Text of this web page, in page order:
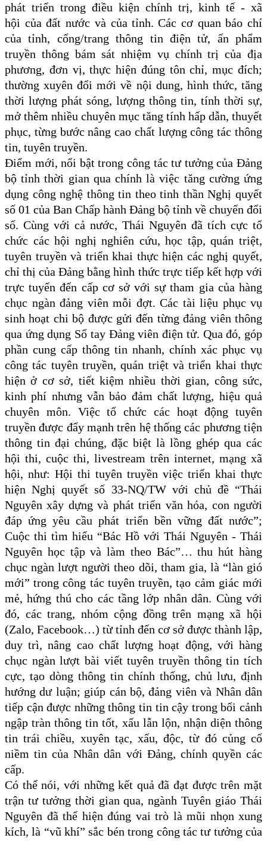
phát triển trong điều kiện chính trị, kinh tế - xã
hội của đất nước và của tỉnh. Các cơ quan báo chí
của tỉnh, cổng/trang thông tin điện tử, ấn phẩm
truyền thông bám sát nhiệm vụ chính trị của địa
phương, đơn vị, thực hiện đúng tôn chỉ, mục đích;
thường xuyên đổi mới về nội dung, hình thức, tăng
thời lượng phát sóng, lượng thông tin, tính thời sự,
mở thêm nhiều chuyên mục tăng tính hấp dẫn, thuyết
phục, từng bước nâng cao chất lượng công tác thông
tin, tuyên truyền.
Điểm mới, nổi bật trong công tác tư tưởng của Đảng
bộ tỉnh thời gian qua chính là việc tăng cường ứng
dụng công nghệ thông tin theo tinh thần Nghị quyết
số 01 của Ban Chấp hành Đảng bộ tỉnh về chuyển đổi
số. Cùng với cả nước, Thái Nguyên đã tích cực tổ
chức các hội nghị nghiên cứu, học tập, quán triệt,
tuyên truyền và triển khai thực hiện các nghị quyết,
chỉ thị của Đảngbằng hình thức trực tiếp kết hợp với
trực tuyến đến cấp cơ sở với sự tham gia của hàng
chục ngàn đảng viên mỗi đợt. Các tài liệu phục vụ
sinh hoạt chi bộ được gửi đến từng đảng viên thông
qua ứng dụng Sổ tay Đảng viên điện tử. Qua đó, góp
phần cung cấp thông tin nhanh, chính xác phục vụ
công tác tuyên truyền, quán triệt và triển khai thực
hiện ở cơ sở, tiết kiệm nhiều thời gian, công sức,
kinh phí nhưng vẫn bảo đảm chất lượng, hiệu quả
chuyên môn. Việc tổ chức các hoạt động tuyên
truyền được đẩy mạnh trên hệ thống các phương tiện
thông tin đại chúng, đặc biệt là lồng ghép qua các
hội thi, cuộc thi, livestream trên internet, mạng xã
hội, như: Hội thi tuyên truyền việc triển khai thực
hiện Nghị quyết số 33-NQ/TW với chủ đề “Thái
Nguyên xây dựng và phát triển văn hóa, con người
đáp ứng yêu cầu phát triển bền vững đất nước”;
Cuộc thi tìm hiểu “Bác Hồ với Thái Nguyên - Thái
Nguyên học tập và làm theo Bác”… thu hút hàng
chục ngàn lượt người theo dõi, tham gia, là “làn gió
mới” trong công tác tuyên truyền, tạo cảm giác mới
mẻ, hứng thú cho các tầng lớp nhân dân. Cùng với
đó, các trang, nhóm cộng đồng trên mạng xã hội
(Zalo, Facebook…) từ tỉnh đến cơ sở được thành lập,
duy trì, nâng cao chất lượng hoạt động, với hàng
chục ngàn lượt bài viết tuyên truyền thông tin tích
cực, tạo dòng thông tin chính thống, chủ lưu, định
hướng dư luận; giúp cán bộ, đảng viên và Nhân dân
tiếp cận được những thông tin tin cậy trong bối cảnh
ngập tràn thông tin tốt, xấu lẫn lộn, nhận diện thông
tin trái chiều, xuyên tạc, xấu, độc, từ đó củng cố
niềm tin của Nhân dân với Đảng, chính quyền các
cấp.
Có thể nói, với những kết quả đã đạt được trên mặt
trận tư tưởng thời gian qua, ngành Tuyên giáo Thái
Nguyên đã thể hiện đúng vai trò là mũi nhọn xung
kích, là “vũ khí” sắc bén trong công tác tư tưởng của